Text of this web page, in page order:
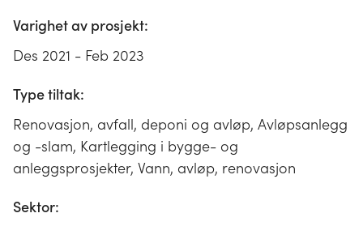
Varighet av prosjekt:
Des 2021 - Feb 2023
Type tiltak:
Renovasjon, avfall, deponi og avløp, Avløpsanlegg
og -slam, Kartlegging i bygge- og
anleggsprosjekter, Vann, avløp, renovasjon
Sektor: